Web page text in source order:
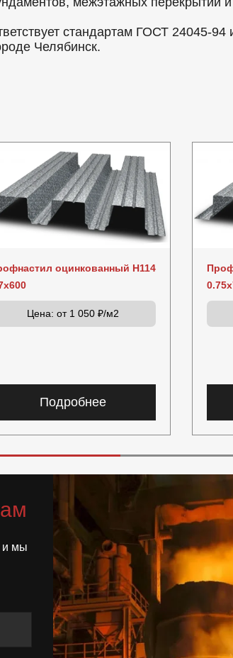
стандартам ГОСТ 24045-
Челябинск.
оцинкованный Н114
Цена: от 1 050 ₽/м2
Подробнее
и мы